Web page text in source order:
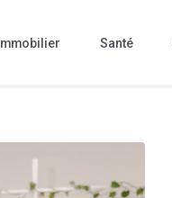
Immobilier Santé